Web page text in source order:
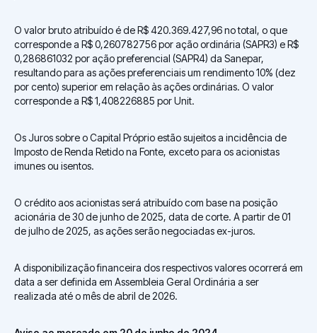
O valor bruto atribuído é de R$ 420.369.427,96 no total, o que
corresponde a R$ 0,260782756 por ação ordinária (SAPR3) e R$
0,286861032 por ação preferencial (SAPR4) da Sanepar,
resultando para as ações preferenciais um rendimento 10% (dez
por cento) superior em relação às ações ordinárias. O valor
corresponde a R$ 1,408226885 por Unit.
Os Juros sobre o Capital Próprio estão sujeitos a incidência de
Imposto de Renda Retido na Fonte, exceto para os acionistas
imunes ou isentos.
O crédito aos acionistas será atribuído com base na posição
acionária de 30 de junho de 2025, data de corte. A partir de 01
de julho de 2025, as ações serão negociadas ex-juros.
A disponibilização financeira dos respectivos valores ocorrerá em
data a ser definida em Assembleia Geral Ordinária a ser
realizada até o mês de abril de 2026.